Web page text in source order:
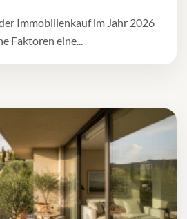
Immobilienkauf im Jahr 2026
Faktoren eine...